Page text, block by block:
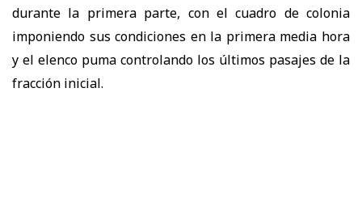
durante la primera parte, con el cuadro de colonia
imponiendo sus condiciones en la primera media hora
y el elenco puma controlando los últimos pasajes de la
fracción inicial.